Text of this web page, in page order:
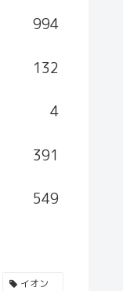
994
132
4
391
549
イオン